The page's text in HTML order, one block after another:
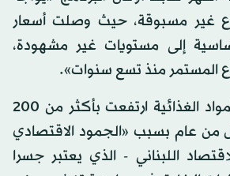
غير مسبوقة، حيث وصلت أسعار
إلى مستويات غير مشهودة،
المستمر منذ تسع سنوات».
وأضاف أن أسعار المواد الغذائية ارتفعت بأكثر من 200
من عام بسبب «الجمود الاقتصادي
اللبناني - الذي يعتبر جسرا